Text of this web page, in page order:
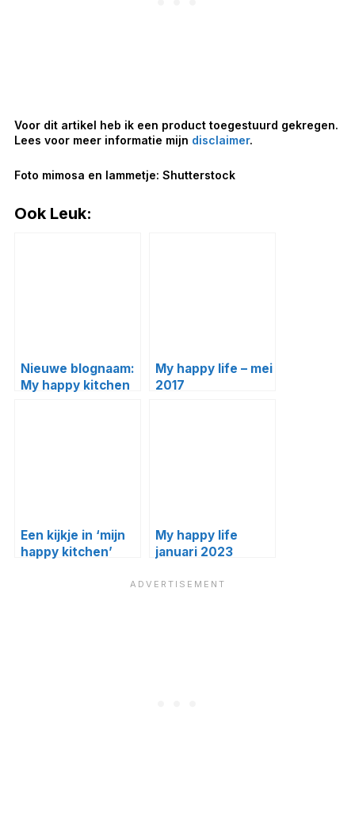
Voor dit artikel heb ik een product toegestuurd gekregen.
Lees voor meer informatie mijn disclaimer.
Foto mimosa en lammetje: Shutterstock
Ook Leuk:
Nieuwe blognaam:
My happy kitchen
My happy life – mei
2017
Een kijkje in ‘mijn
happy kitchen’
My happy life
januari 2023